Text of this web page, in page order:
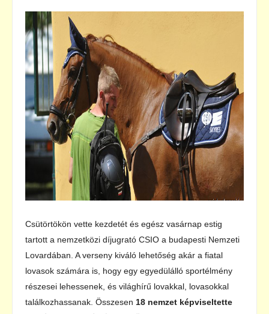
Csütörtökön vette kezdetét és egész vasárnap estig
tartott a nemzetközi díjugrató CSIO a budapesti Nemzeti
Lovardában. A verseny kiváló lehetőség akár a fiatal
lovasok számára is, hogy egy egyedülálló sportélmény
részesei lehessenek, és világhírű lovakkal, lovasokkal
találkozhassanak. Összesen 18 nemzet képviseltette